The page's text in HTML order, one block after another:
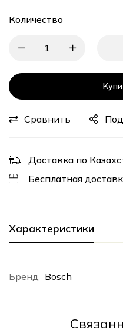
Количество
Сравнить
Доставка по
Бесплатная
Характеристики
Бренд Bosch